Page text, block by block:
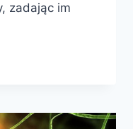
zadając im